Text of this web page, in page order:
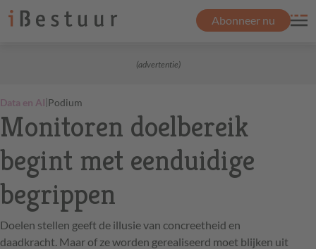
Abonneer nu
(advertentie)
Data en AI|Podium
Monitoren doelbereik
begint met eenduidige
begrippen
Doelen stellen geeft de illusie van concreetheid en
daadkracht. Maar of ze worden gerealiseerd moet blijken uit